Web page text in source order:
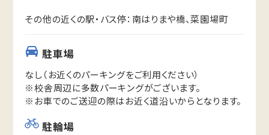
その他の近くの駅・バス停：南はりまや橋、菜園場町
駐車場
なし（お近くのパーキングをご利用ください）
※校舎周辺に多数パーキングがございます。
※お車でのご送迎の際はお近く道沿いからとなります。
駐輪場